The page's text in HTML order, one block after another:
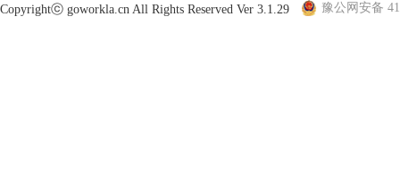
Copyrightⓒ goworkla.cn All Rights Reserved Ver 3.1.29 豫公网安备